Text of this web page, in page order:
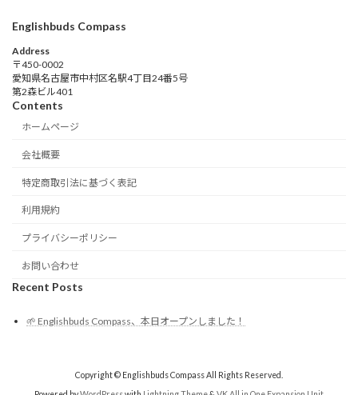
Englishbuds Compass
Address
〒450-0002
愛知県名古屋市中村区名駅4丁目24番5号
第2森ビル401
Contents
ホームページ
会社概要
特定商取引法に基づく表記
利用規約
プライバシーポリシー
お問い合わせ
Recent Posts
🌱 Englishbuds Compass、本日オープンしました！
Copyright © Englishbuds Compass All Rights Reserved.